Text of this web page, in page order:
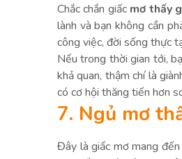
Chắc chắn giấc mơ thấy
lành và bạn không cần
công việc, đời sống thực
Nếu trong thời gian tới,
khả quan, thậm chí là
có cơ hội thăng tiến hơn
7. Ngủ mơ
Đây là giấc mơ mang